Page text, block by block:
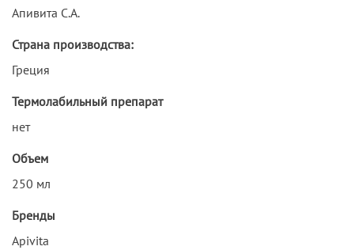
Апивита С.А.
Страна производства:
Греция
Термолабильный препарат
нет
Объем
250 мл
Бренды
Apivita